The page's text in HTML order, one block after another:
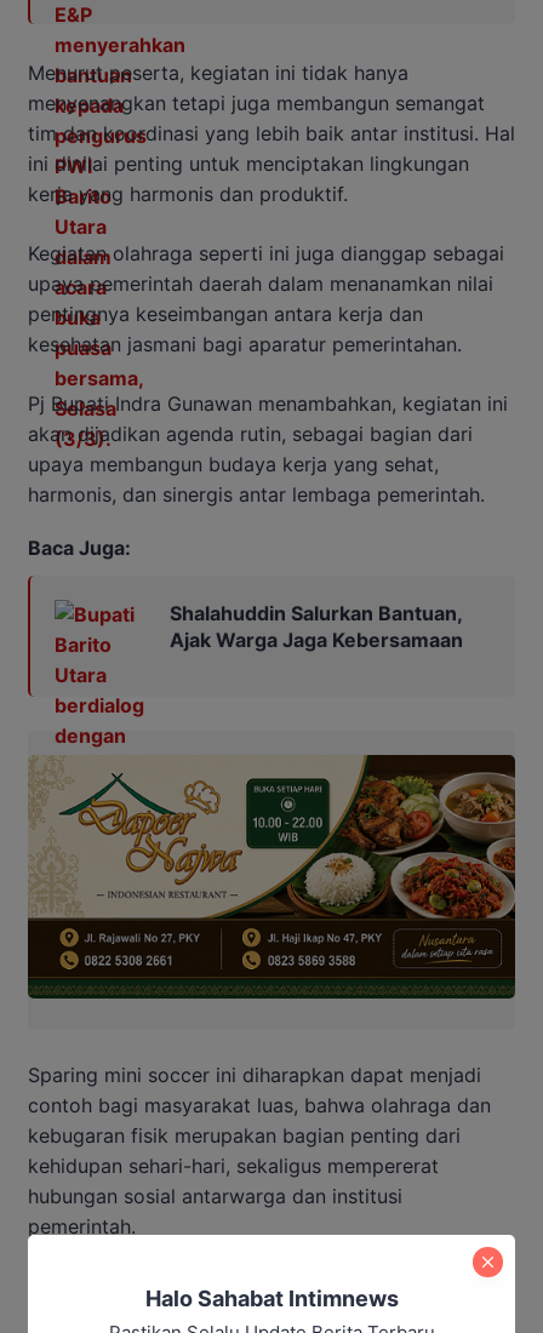
Menurut peserta, kegiatan ini tidak hanya
menyenangkan tetapi juga membangun semangat
tim dan koordinasi yang lebih baik antar institusi. Hal
ini dinilai penting untuk menciptakan lingkungan
kerja yang harmonis dan produktif.
Kegiatan olahraga seperti ini juga dianggap sebagai
upaya pemerintah daerah dalam menanamkan nilai
pentingnya keseimbangan antara kerja dan
kesehatan jasmani bagi aparatur pemerintahan.
Pj Bupati Indra Gunawan menambahkan, kegiatan ini
akan dijadikan agenda rutin, sebagai bagian dari
upaya membangun budaya kerja yang sehat,
harmonis, dan sinergis antar lembaga pemerintah.
Baca Juga:
Shalahuddin Salurkan Bantuan,
Ajak Warga Jaga Kebersamaan
Sparing mini soccer ini diharapkan dapat menjadi
contoh bagi masyarakat luas, bahwa olahraga dan
kebugaran fisik merupakan bagian penting dari
kehidupan sehari-hari, sekaligus mempererat
hubungan sosial antarwarga dan institusi
pemerintah.
(Shp/Maulana Kawit)
Halo Sahabat Intimnews